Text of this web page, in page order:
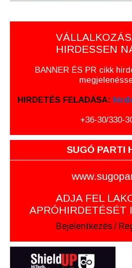
HIRDESSEN
BANNER ÉS PR cikk
HIRDETÉS FELADÁSA:
+36-30/330-
SUGÓ PARTI
ADJA FEL
APRÓHIRDETÉSÉT
Bejelentkezés /